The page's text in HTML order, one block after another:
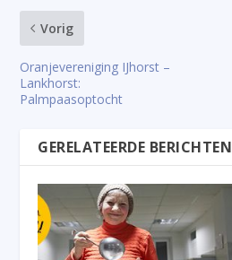
Vorig
Oranjevereniging IJhorst –
Lankhorst:
Palmpaasoptocht
GERELATEERDE BERICHTEN